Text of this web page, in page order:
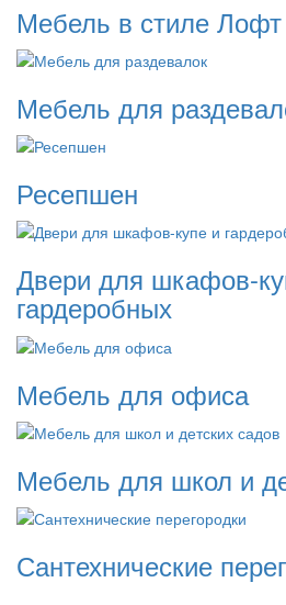
Мебель в стиле Лофт
Мебель для
Ресепшен
Двери для шкафов-
гардеробных
Мебель для офиса
Мебель для школ и
Сантехнические